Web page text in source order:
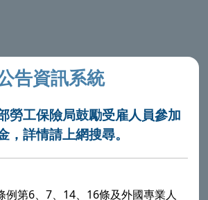
告資訊系統
勞工保險局鼓勵受雇人員參加
，詳情請上網搜尋。
例第6、7、14、16條及外國專業人